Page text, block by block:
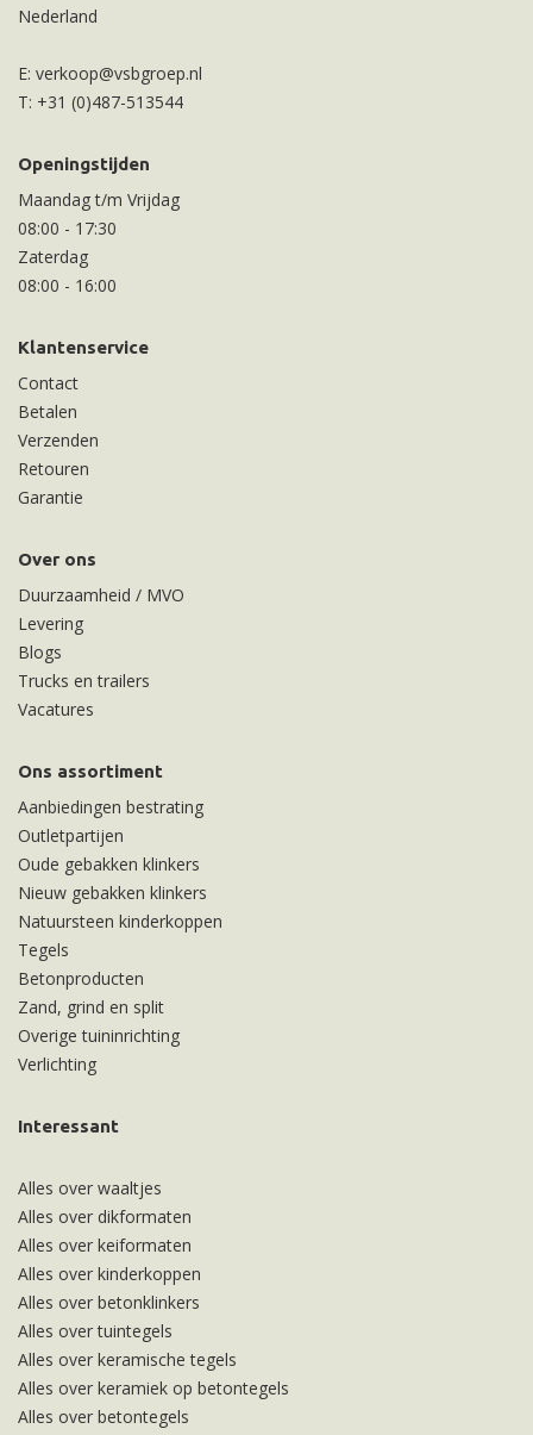
Nederland
E: verkoop@vsbgroep.nl
T: +31 (0)487-513544
Openingstijden
Maandag t/m Vrijdag
08:00 - 17:30
Zaterdag
08:00 - 16:00
Klantenservice
Contact
Betalen
Verzenden
Retouren
Garantie
Over ons
Duurzaamheid / MVO
Levering
Blogs
Trucks en trailers
Vacatures
Ons assortiment
Aanbiedingen bestrating
Outletpartijen
Oude gebakken klinkers
Nieuw gebakken klinkers
Natuursteen kinderkoppen
Tegels
Betonproducten
Zand, grind en split
Overige tuininrichting
Verlichting
Interessant
Alles over waaltjes
Alles over dikformaten
Alles over keiformaten
Alles over kinderkoppen
Alles over betonklinkers
Alles over tuintegels
Alles over keramische tegels
Alles over keramiek op betontegels
Alles over betontegels